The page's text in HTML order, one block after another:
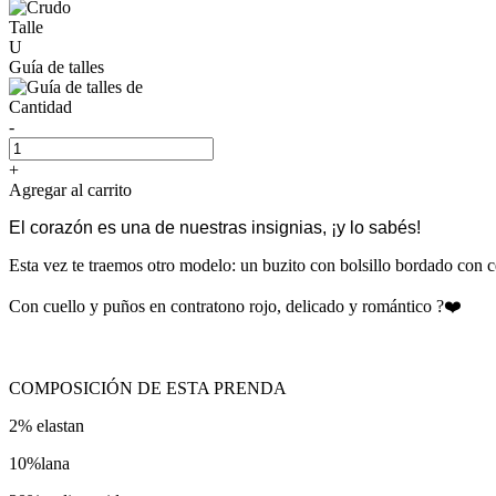
Talle
U
Guía de talles
Cantidad
-
+
Agregar al carrito
El corazón es una de nuestras insignias, ¡y lo sabés!
Esta vez te traemos otro modelo: un buzito con bolsillo bordado con
Con cuello y puños en contratono rojo, delicado y romántico ?❤️
COMPOSICIÓN DE ESTA PRENDA
2% elastan
10%lana